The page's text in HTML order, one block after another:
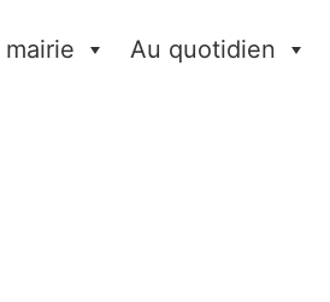
Au quotidien